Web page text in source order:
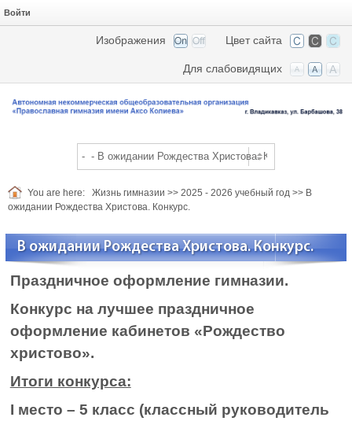
Войти
Цвет сайта
Изображения
Для слабовидящих
You are here: Жизнь гимназии >> 2025 - 2026 учебный год >> В
ожидании Рождества Христова. Конкурс.
В ожидании Рождества Христова. Конкурс.
Праздничное оформление гимназии.
Конкурс на лучшее праздничное
оформление кабинетов «Рождество
христово».
Итоги конкурса:
I место – 5 класс (классный руководитель